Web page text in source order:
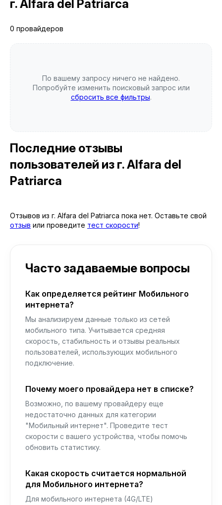
г. Alfara del Patriarca
0 провайдеров
По вашему запросу ничего не найдено.
Попробуйте изменить поисковый запрос или
сбросить все фильтры.
Последние отзывы
пользователей из г. Alfara del
Patriarca
Отзывов из г. Alfara del Patriarca пока нет. Оставьте свой
отзыв или проведите тест скорости!
Часто задаваемые вопросы
Как определяется рейтинг Мобильного
интернета?
Мы анализируем данные только из сетей
мобильного типа. Учитывается средняя
скорость, стабильность и отзывы реальных
пользователей, использующих мобильного
подключение.
Почему моего провайдера нет в списке?
Возможно, по вашему провайдеру еще
недостаточно данных для категории
"Мобильный интернет". Проведите тест
скорости с вашего устройства, чтобы помочь
обновить статистику.
Какая скорость считается нормальной
для Мобильного интернета?
Для мобильного интернета (4G/LTE)